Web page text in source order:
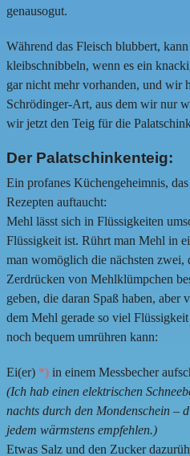
genausogut.
Während das Fleisch blubbert,
kleibschnibbeln, wenn es ein
gar nicht mehr vorhanden, und wir
Schrödinger-Art, aus dem wir nur
wir jetzt den Teig für die
Der Palatschinkenteig:
Ein profanes Küchengeheimnis,
Rezepten auftaucht:
Mehl lässt sich in Flüssigkeiten
Flüssigkeit ist. Rührt man Mehl in
man womöglich die nächsten zwei,
Zerdrücken von Mehlklümpchen
geben, die daran Spaß haben, aber
dem Mehl gerade so viel
noch bequem umrühren kann:
Ei(er) *) in einem Messbecher
(Ich hab einen elektrischen
nachts durch den Mondenschein –
jedem wärmstens empfehlen.)
Etwas Salz und den Zucker